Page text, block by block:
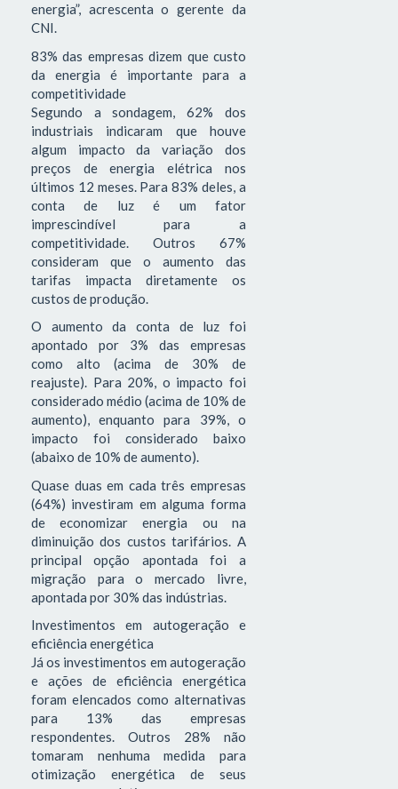
energia”, acrescenta o gerente da
CNI.
83% das empresas dizem que custo
da energia é importante para a
competitividade
Segundo a sondagem, 62% dos
industriais indicaram que houve
algum impacto da variação dos
preços de energia elétrica nos
últimos 12 meses. Para 83% deles, a
conta de luz é um fator
imprescindível para a
competitividade. Outros 67%
consideram que o aumento das
tarifas impacta diretamente os
custos de produção.
O aumento da conta de luz foi
apontado por 3% das empresas
como alto (acima de 30% de
reajuste). Para 20%, o impacto foi
considerado médio (acima de 10% de
aumento), enquanto para 39%, o
impacto foi considerado baixo
(abaixo de 10% de aumento).
Quase duas em cada três empresas
(64%) investiram em alguma forma
de economizar energia ou na
diminuição dos custos tarifários. A
principal opção apontada foi a
migração para o mercado livre,
apontada por 30% das indústrias.
Investimentos em autogeração e
eficiência energética
Já os investimentos em autogeração
e ações de eficiência energética
foram elencados como alternativas
para 13% das empresas
respondentes. Outros 28% não
tomaram nenhuma medida para
otimização energética de seus